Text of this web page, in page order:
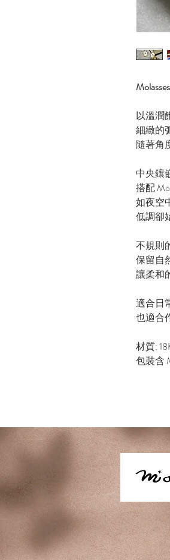
以溫潤
細緻的
隨著角
中央鑲
搭配
如夜空
低調卻
不規則
保留自
讓柔和
適合日
也適合
材質:
包裝含